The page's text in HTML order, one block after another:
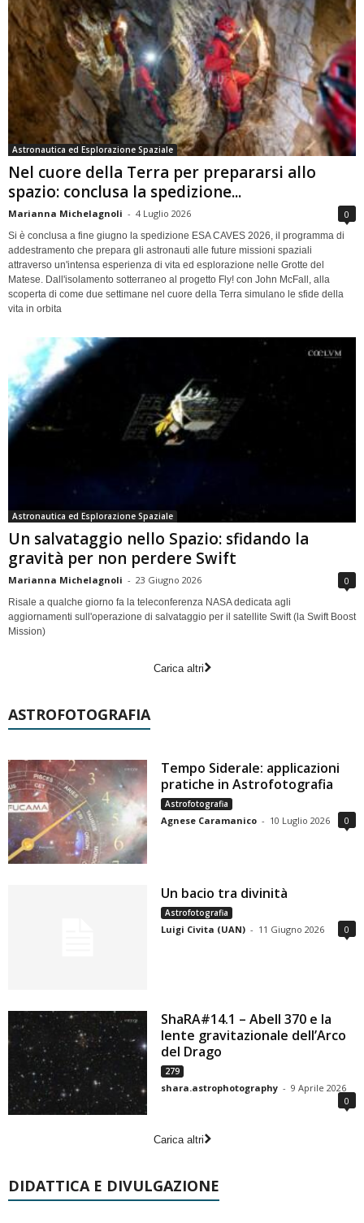
Astronautica ed Esplorazione Spaziale
Nel cuore della Terra per prepararsi allo
spazio: conclusa la spedizione...
Marianna Michelagnoli - 4 Luglio 2026 0
Si è conclusa a fine giugno la spedizione ESA CAVES 2026, il programma di
addestramento che prepara gli astronauti alle future missioni spaziali
attraverso un'intensa esperienza di vita ed esplorazione nelle Grotte del
Matese. Dall'isolamento sotterraneo al progetto Fly! con John McFall, alla
scoperta di come due settimane nel cuore della Terra simulano le sfide della
vita in orbita
Astronautica ed Esplorazione Spaziale
Un salvataggio nello Spazio: sfidando la
gravità per non perdere Swift
Marianna Michelagnoli - 23 Giugno 2026 0
Risale a qualche giorno fa la teleconferenza NASA dedicata agli
aggiornamenti sull'operazione di salvataggio per il satellite Swift (la Swift Boost
Mission)
Carica altri
ASTROFOTOGRAFIA
Tempo Siderale: applicazioni
pratiche in Astrofotografia
Astrofotografia
Agnese Caramanico - 10 Luglio 2026 0
Un bacio tra divinità
Astrofotografia
Luigi Civita (UAN) - 11 Giugno 2026 0
ShaRA#14.1 – Abell 370 e la
lente gravitazionale dell’Arco
del Drago
279
shara.astrophotography - 9 Aprile 2026
0
Carica altri
DIDATTICA E DIVULGAZIONE